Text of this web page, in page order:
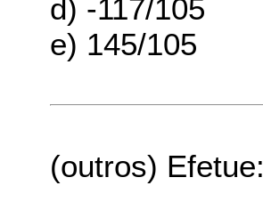
d) -117/105
e) 145/105
(outros) Efetue: